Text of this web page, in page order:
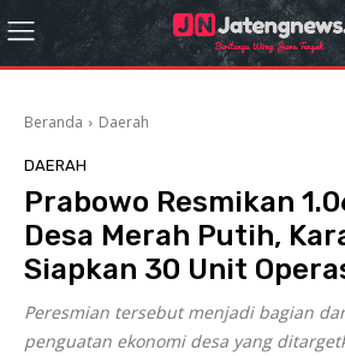
Beranda Daerah
DAERAH
Prabowo Resmikan
Desa Merah Putih,
Siapkan 30 Unit
Peresmian tersebut menjadi bagian
penguatan ekonomi desa yang